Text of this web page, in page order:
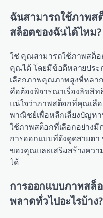
ฉันสามารถใช้ภาพส
สล็อตของฉันได้ไหม?
ใช่ คุณสามารถใช้ภาพสต็
คุณได้ โดยมีข้อดีหลายประ
เลือกภาพคุณภาพสูงที่หลา
คือต้องพิจารณาเรื่องลิขสิท
แน่ใจว่าภาพสต็อกที่คุณเลื
พาณิชย์เพื่อหลีกเลี่ยงปัญห
ใช้ภาพสต็อกที่เลือกอย่าง
การออกแบบที่ดึงดูดสายต
ของคุณและเสริมสร้างควา
ได้
การออกแบบภาพสล็
พลาดทั่วไปอะไรบ้าง?